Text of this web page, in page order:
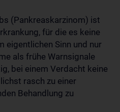
(Pankreaskarzinom) ist
für die es keine
eigentlichen Sinn und nur
als frühe Warnsignale
bei einem Verdacht keine
rasch zu einer
Behandlung zu